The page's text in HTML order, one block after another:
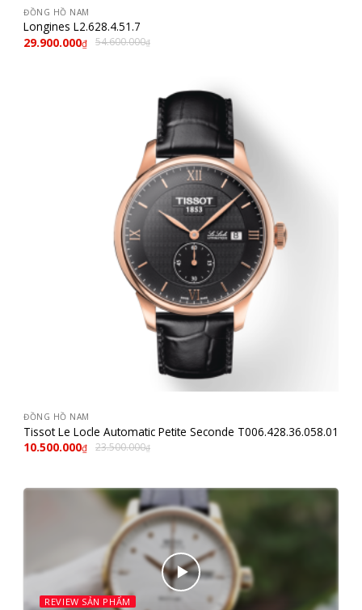
ĐỒNG HỒ NAM
Longines L2.628.4.51.7
29.900.000₫ 54.600.000₫
ĐỒNG HỒ NAM
Tissot Le Locle Automatic Petite Seconde T006.428.36.058.01
10.500.000₫ 23.500.000₫
REVIEW SẢN PHẨM